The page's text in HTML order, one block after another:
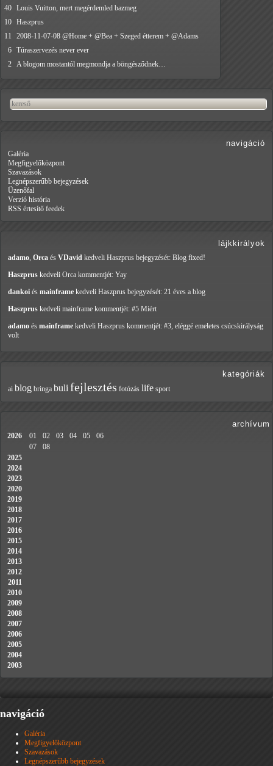
40 Louis Vuitton, mert megérdemled bazmeg
10 Haszprus
11
2008-11-07-08 @Home + @Bea + Szeged étterem + @Adams
6 Túraszervezés never ever
2 A blogom mostantól megmondja a böngésződnek…
navigáció
Galéria
Megfigyelőközpont
Szavazások
Legnépszerűbb bejegyzések
Üzenőfal
Verzió história
RSS értesítő feedek
lájkkirályok
adamo, Orca és VDavid kedveli Haszprus bejegyzését: Blog fixed!
Haszprus kedveli Orca kommentjét: Yay
dankoi és mainframe kedveli Haszprus bejegyzését: 21 éves a blog
Haszprus kedveli mainframe kommentjét: #5 Miért
adamo és mainframe kedveli Haszprus kommentjét: #3, eléggé emeletes csúcskirályság
volt
kategóriák
ai blog bringa buli fejlesztés fotózás life sport
archívum
2026 01 02 03 04 05
06
07
08
2025
2024
2023
2020
2019
2018
2017
2016
2015
2014
2013
2012
2011
2010
2009
2008
2007
2006
2005
2004
2003
navigáció
Galéria
Megfigyelőközpont
Szavazások
Legnépszerűbb bejegyzések